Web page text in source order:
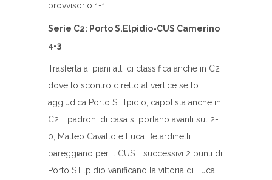
provvisorio 1-1.
Serie C2: Porto S.Elpidio-CUS Camerino
4-3
Trasferta ai piani alti di classifica anche in C2
dove lo scontro diretto al vertice se lo
aggiudica Porto S.Elpidio, capolista anche in
C2. I padroni di casa si portano avanti sul 2-
0, Matteo Cavallo e Luca Belardinelli
pareggiano per il CUS. I successivi 2 punti di
Porto S.Elpidio vanificano la vittoria di Luca